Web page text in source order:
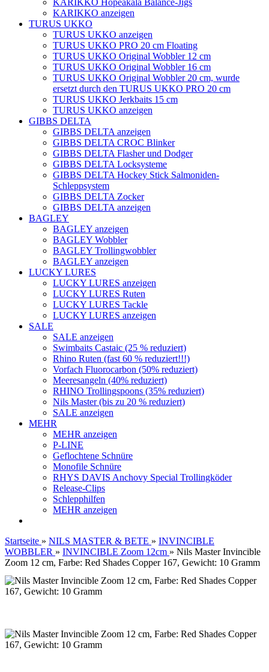
KARIKKO Hopeakala Balance-Jigs
KARIKKO anzeigen
TURUS UKKO
TURUS UKKO anzeigen
TURUS UKKO PRO 20 cm Floating
TURUS UKKO Original Wobbler 12 cm
TURUS UKKO Original Wobbler 16 cm
TURUS UKKO Original Wobbler 20 cm, wurde
ersetzt durch den TURUS UKKO PRO 20 cm
TURUS UKKO Jerkbaits 15 cm
TURUS UKKO anzeigen
GIBBS DELTA
GIBBS DELTA anzeigen
GIBBS DELTA CROC Blinker
GIBBS DELTA Flasher und Dodger
GIBBS DELTA Locksysteme
GIBBS DELTA Hockey Stick Salmoniden-
Schleppsystem
GIBBS DELTA Zocker
GIBBS DELTA anzeigen
BAGLEY
BAGLEY anzeigen
BAGLEY Wobbler
BAGLEY Trollingwobbler
BAGLEY anzeigen
LUCKY LURES
LUCKY LURES anzeigen
LUCKY LURES Ruten
LUCKY LURES Tackle
LUCKY LURES anzeigen
SALE
SALE anzeigen
Swimbaits Castaic (25 % reduziert)
Rhino Ruten (fast 60 % reduziert!!!)
Vorfach Fluorocarbon (50% reduziert)
Meeresangeln (40% reduziert)
RHINO Trollingspoons (35% reduziert)
Nils Master (bis zu 20 % reduziert)
SALE anzeigen
MEHR
MEHR anzeigen
P-LINE
Geflochtene Schnüre
Monofile Schnüre
RHYS DAVIS Anchovy Special Trollingköder
Release-Clips
Schlepphilfen
MEHR anzeigen
Startseite » NILS MASTER & BETE » INVINCIBLE
WOBBLER » INVINCIBLE Zoom 12cm » Nils Master Invincible
Zoom 12 cm, Farbe: Red Shades Copper 167, Gewicht: 10 Gramm